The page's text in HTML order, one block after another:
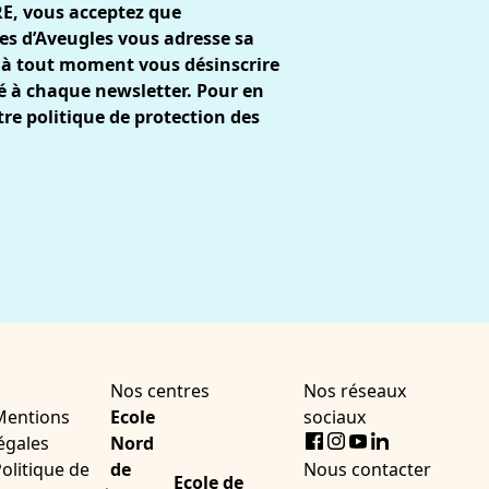
vous acceptez que
d’Aveugles vous adresse sa
tout moment vous désinscrire
chaque newsletter. Pour en
politique de protection des
de
Nos centres
Ecole
Nord
de
Ecole de
Nos réseaux
sociaux
Facebook
Instagram
Youtube
Nous contacter